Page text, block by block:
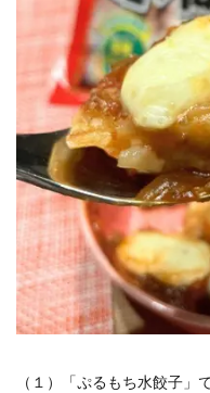
（１）「ぷるもち水餃子」